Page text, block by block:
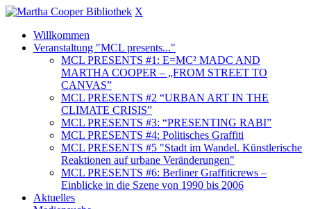
X
Willkommen
Veranstaltung "MCL presents..."
MCL PRESENTS #1: E=MC² MADC AND
MARTHA COOPER – „FROM STREET TO
CANVAS”
MCL PRESENTS #2 “URBAN ART IN THE
CLIMATE CRISIS”
MCL PRESENTS #3: “PRESENTING RABI”
MCL PRESENTS #4: Politisches Graffiti
MCL PRESENTS #5 "Stadt im Wandel. Künstlerische
Reaktionen auf urbane Veränderungen"
MCL PRESENTS #6: Berliner Graffiticrews –
Einblicke in die Szene von 1990 bis 2006
Aktuelles